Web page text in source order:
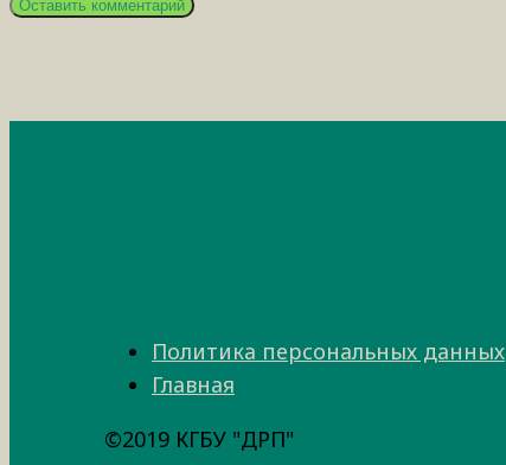
Политика персональных данных
Главная
©2019 КГБУ "ДРП"